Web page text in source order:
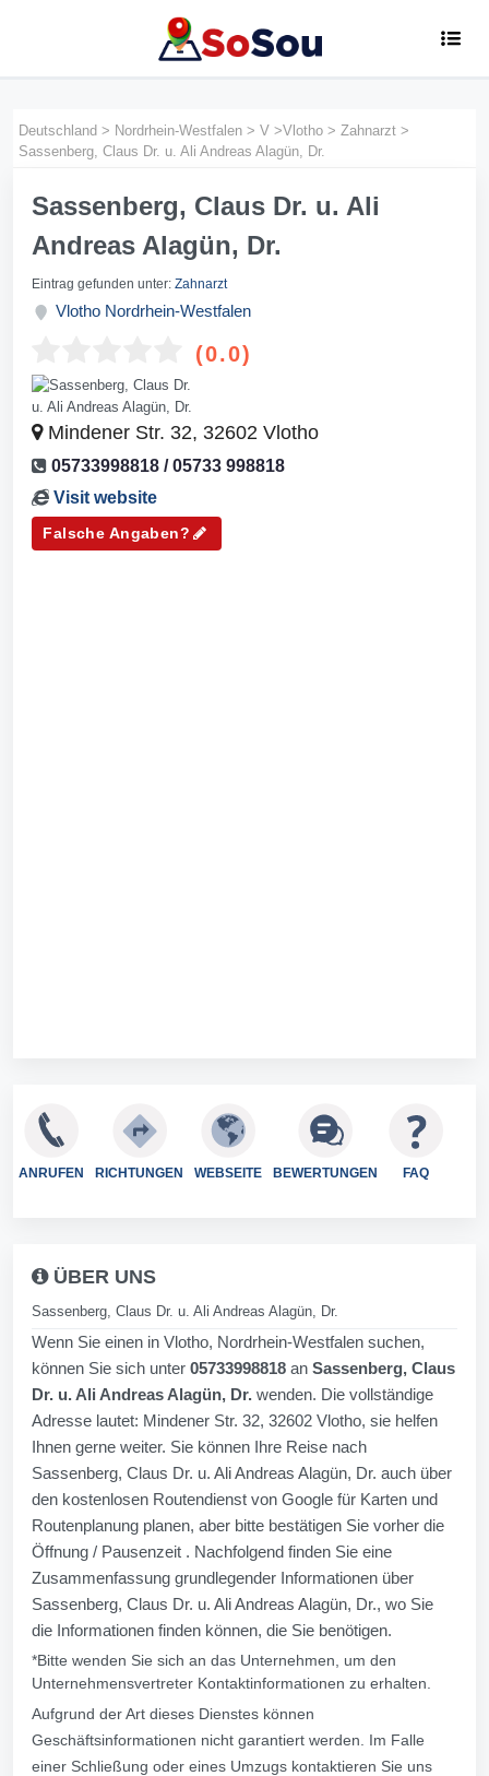
Deutschland > Nordrhein-Westfalen > V >Vlotho > Zahnarzt >
Sassenberg, Claus Dr. u. Ali Andreas Alagün, Dr.
Sassenberg, Claus Dr. u. Ali
Andreas Alagün, Dr.
Eintrag gefunden unter: Zahnarzt
Vlotho Nordrhein-Westfalen
(0.0)
Mindener Str. 32, 32602 Vlotho
05733998818 / 05733 998818
Visit website
Falsche Angaben?
ANRUFEN RICHTUNGEN WEBSEITE BEWERTUNGEN FAQ
ÜBER UNS
Sassenberg, Claus Dr. u. Ali Andreas Alagün, Dr.
Wenn Sie einen in Vlotho, Nordrhein-Westfalen suchen,
können Sie sich unter 05733998818 an Sassenberg, Claus
Dr. u. Ali Andreas Alagün, Dr. wenden. Die vollständige
Adresse lautet: Mindener Str. 32, 32602 Vlotho, sie helfen
Ihnen gerne weiter. Sie können Ihre Reise nach
Sassenberg, Claus Dr. u. Ali Andreas Alagün, Dr. auch über
den kostenlosen Routendienst von Google für Karten und
Routenplanung planen, aber bitte bestätigen Sie vorher die
Öffnung / Pausenzeit . Nachfolgend finden Sie eine
Zusammenfassung grundlegender Informationen über
Sassenberg, Claus Dr. u. Ali Andreas Alagün, Dr., wo Sie
die Informationen finden können, die Sie benötigen.
*Bitte wenden Sie sich an das Unternehmen, um den
Unternehmensvertreter Kontaktinformationen zu erhalten.
Aufgrund der Art dieses Dienstes können
Geschäftsinformationen nicht garantiert werden. Im Falle
einer Schließung oder eines Umzugs kontaktieren Sie uns